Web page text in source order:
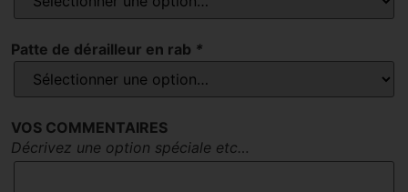
Patte de dérailleur en rab *
VOS COMMENTAIRES
Décrivez une option spéciale etc…